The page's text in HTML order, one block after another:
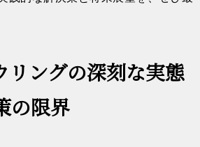
リングの深刻な実態
の限界